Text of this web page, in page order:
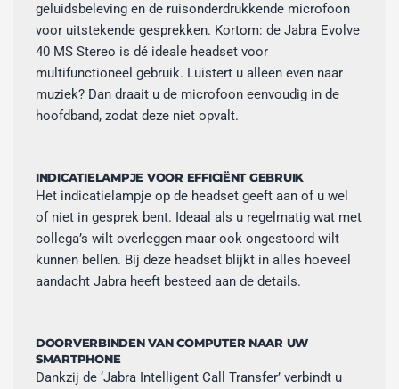
geluidsbeleving en de ruisonderdrukkende microfoon
voor uitstekende gesprekken. Kortom: de Jabra Evolve
40 MS Stereo is dé ideale headset voor
multifunctioneel gebruik. Luistert u alleen even naar
muziek? Dan draait u de microfoon eenvoudig in de
hoofdband, zodat deze niet opvalt.
INDICATIELAMPJE VOOR EFFICIËNT GEBRUIK
Het indicatielampje op de headset geeft aan of u wel
of niet in gesprek bent. Ideaal als u regelmatig wat met
collega’s wilt overleggen maar ook ongestoord wilt
kunnen bellen. Bij deze headset blijkt in alles hoeveel
aandacht Jabra heeft besteed aan de details.
DOORVERBINDEN VAN COMPUTER NAAR UW
SMARTPHONE
Dankzij de ‘Jabra Intelligent Call Transfer’ verbindt u